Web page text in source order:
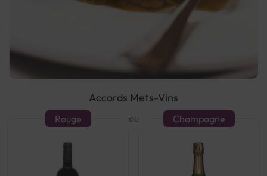
Accords Mets-Vins
ou
Rouge Champagne